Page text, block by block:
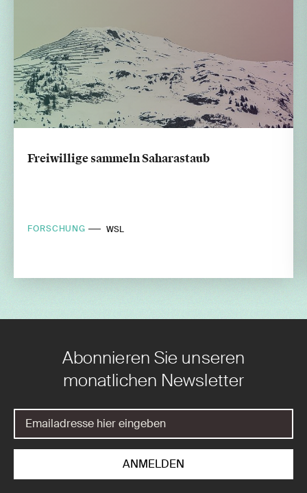
Freiwillige sammeln Saharastaub
FORSCHUNG WSL
Abonnieren Sie unseren
monatlichen Newsletter